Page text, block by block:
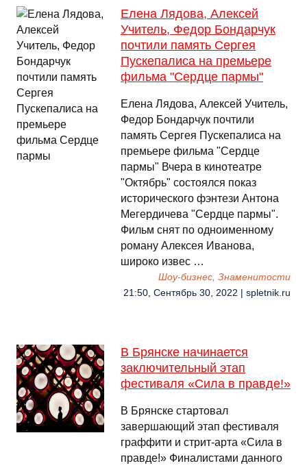
Елена Лядова, Алексей
Учитель, Федор Бондарчук
почтили память Сергея
Пускепалиса на премьере
фильма "Сердце пармы"
Елена Лядова, Алексей Учитель,
Федор Бондарчук почтили
память Сергея Пускепалиса на
премьере фильма "Сердце
пармы" Вчера в кинотеатре
"Октябрь" состоялся показ
исторического фэнтези Антона
Мегердичева "Сердце пармы".
Фильм снят по одноименному
роману Алексея Иванова,
широко извес …
Шоу-бизнес, Знаменитости
21:50, Сентябрь 30, 2022 | spletnik.ru
В Брянске начинается
заключительный этап
фестиваля «Сила в правде!»
В Брянске стартовал
завершающий этап фестиваля
граффити и стрит-арта «Сила в
правде!» Финалистами данного